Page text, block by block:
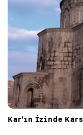
Kar’ın İzinde Kars